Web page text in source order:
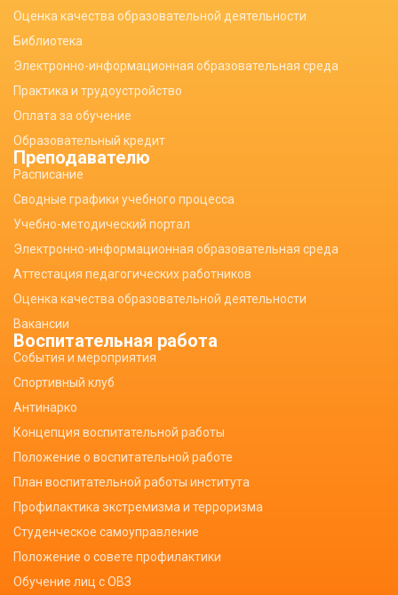
Оценка качества образовательной деятельности
Библиотека
Электронно-информационная образовательная среда
Практика и трудоустройство
Оплата за обучение
Образовательный кредит
Преподавателю
Расписание
Сводные графики учебного процесса
Учебно-методический портал
Электронно-информационная образовательная среда
Аттестация педагогических работников
Оценка качества образовательной деятельности
Вакансии
Воспитательная работа
События и мероприятия
Спортивный клуб
Антинарко
Концепция воспитательной работы
Положение о воспитательной работе
План воспитательной работы института
Профилактика экстремизма и терроризма
Студенческое самоуправление
Положение о совете профилактики
Обучение лиц с ОВЗ